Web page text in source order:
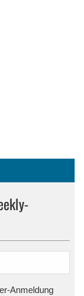
Anmeldung